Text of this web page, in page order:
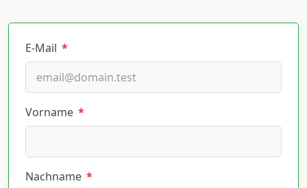
E-Mail *
Vorname *
Nachname *